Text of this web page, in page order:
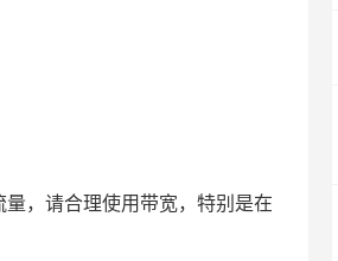
，请合理使用带宽，特别是在